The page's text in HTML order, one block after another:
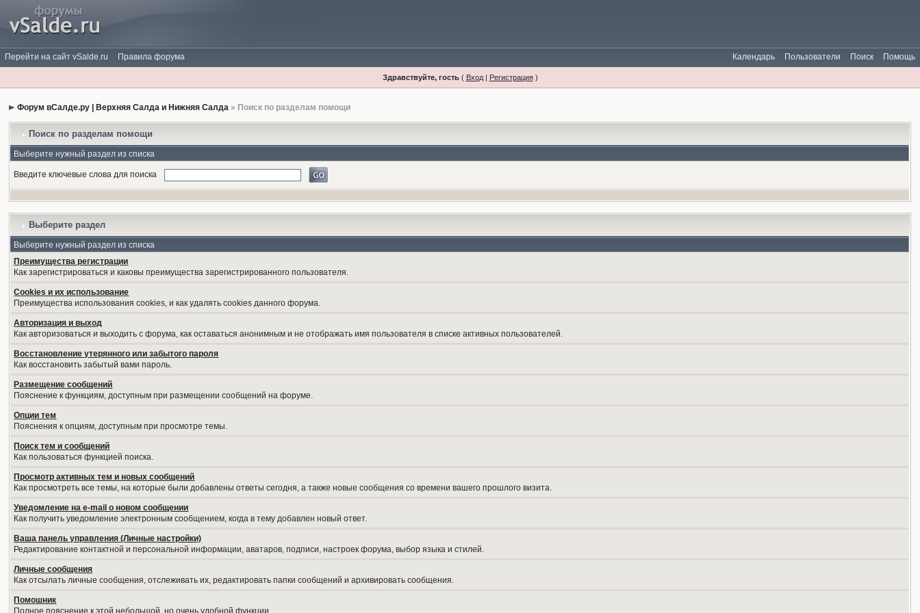
Перейти на сайт vSalde.ru Правила форума Помощь
Поиск
Пользователи
Календарь
Здравствуйте, гость( Вход| Регистрация)
Форум вСалде.ру | Верхняя Салда и Нижняя Салда » Поиск по разделам помощи
Поиск по разделам помощи
Выберите нужный раздел из списка
Введите ключевые слова для поиска
Выберите раздел
Выберите нужный раздел из списка
Преимущества регистрации
Как зарегистрироваться и каковы преимущества зарегистрированного пользователя.
Cookies и их использование
Преимущества использования cookies, и как удалять cookies данного форума.
Авторизация и выход
Как авторизоваться и выходить с форума, как оставаться анонимным и не отображать имя пользователя в списке активных пользователей.
Восстановление утерянного или забытого пароля
Как восстановить забытый вами пароль.
Размещение сообщений
Пояснение к функциям, доступным при размещении сообщений на форуме.
Опции тем
Пояснения к опциям, доступным при просмотре темы.
Поиск тем и сообщений
Как пользоваться функцией поиска.
Просмотр активных тем и новых сообщений
Как просмотреть все темы, на которые были добавлены ответы сегодня, а также новые сообщения со времени вашего прошлого визита.
Уведомление на е-mail о новом сообщении
Как получить уведомление электронным сообщением, когда в тему добавлен новый ответ.
Ваша панель управления (Личные настройки)
Редактирование контактной и персональной информации, аватаров, подписи, настроек форума, выбор языка и стилей.
Личные сообщения
Как отсылать личные сообщения, отслеживать их, редактировать папки сообщений и архивировать сообщения.
Помошник
Полное пояснение к этой небольшой, но очень удобной функции